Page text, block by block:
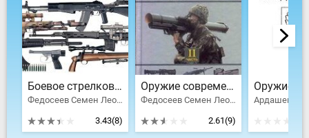
Боевое стрелковое оружие России
Федосеев Семен Леонидович
3.43(8)
Оружие современной пехоты. Иллюстрированный справочник Часть II
Федосеев Семен Леонидович
2.61(9)